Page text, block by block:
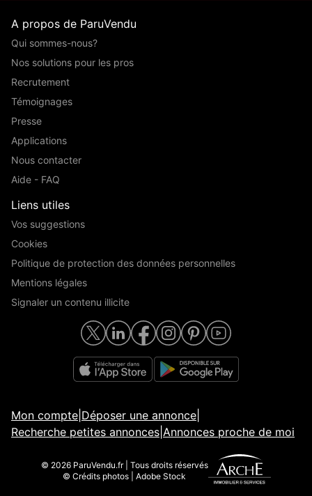
A propos de ParuVendu
Qui sommes-nous?
Nos solutions pour les pros
Recrutement
Témoignages
Presse
Applications
Nous contacter
Aide - FAQ
Liens utiles
Vos suggestions
Cookies
Politique de protection des données personnelles
Mentions légales
Signaler un contenu illicite
Mon compte Déposer une annonce
Recherche petites annonces Annonces proche de moi
© 2026 ParuVendu.fr | Tous droits réservés
© Crédits photos | Adobe Stock